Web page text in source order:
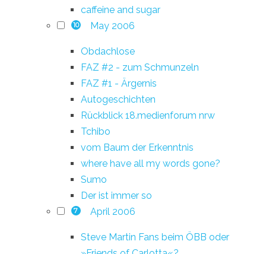
caffeine and sugar
10 May 2006
Obdachlose
FAZ #2 - zum Schmunzeln
FAZ #1 - Ärgernis
Autogeschichten
Rückblick 18.medienforum nrw
Tchibo
vom Baum der Erkenntnis
where have all my words gone?
Sumo
Der ist immer so
7 April 2006
Steve Martin Fans beim ÖBB oder